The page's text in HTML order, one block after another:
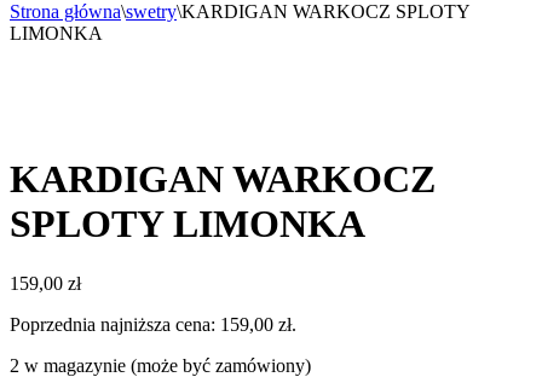
Strona główna\swetry\KARDIGAN WARKOCZ SPLOTY
LIMONKA
KARDIGAN WARKOCZ
SPLOTY LIMONKA
159,00 zł
Poprzednia najniższa cena: 159,00 zł.
2 w magazynie (może być zamówiony)